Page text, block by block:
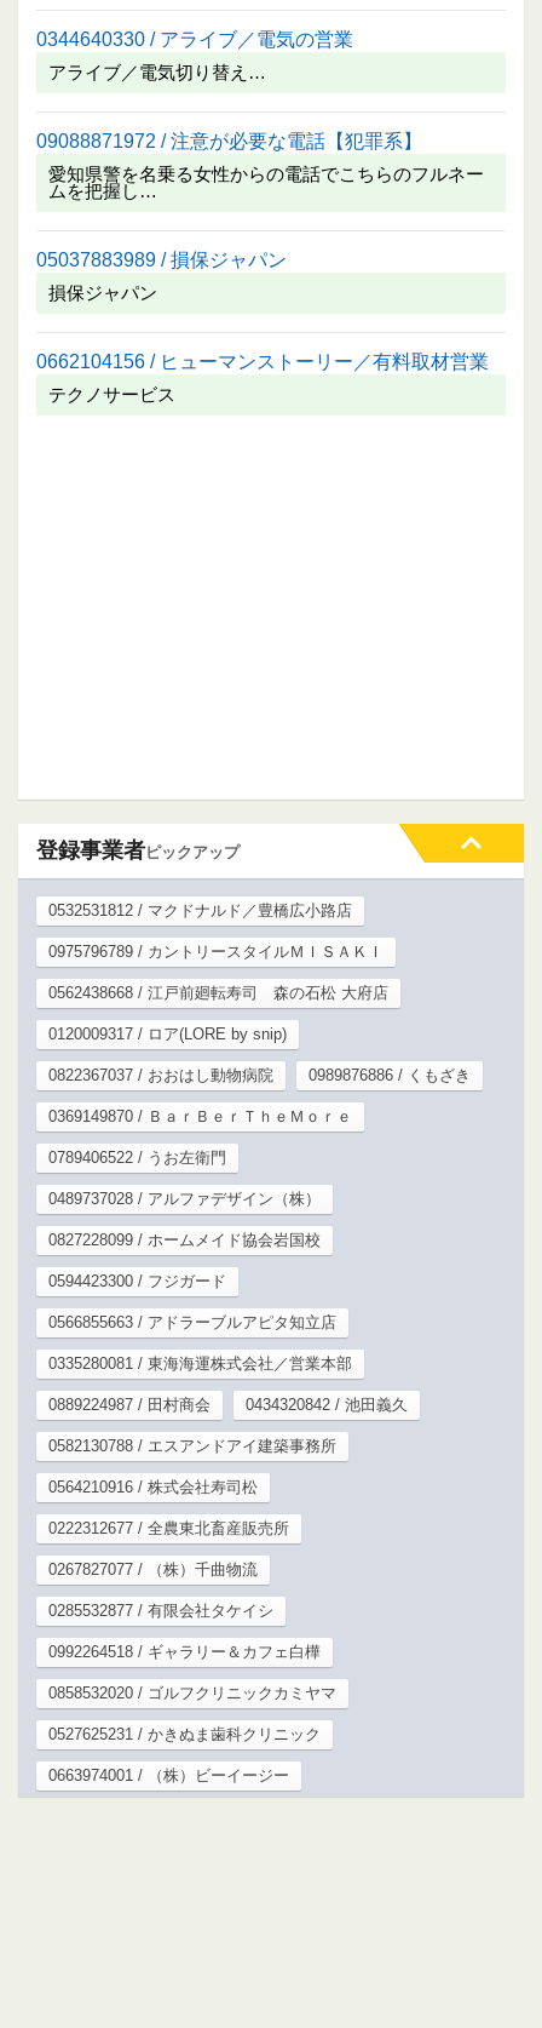
0344640330 / アライブ／電気の営業
アライブ／電気切り替え…
09088871972 / 注意が必要な電話【犯罪系】
愛知県警を名乗る女性からの電話でこちらのフルネー
ムを把握し…
05037883989 / 損保ジャパン
損保ジャパン
0662104156 / ヒューマンストーリー／有料取材営業
テクノサービス
登録事業者ピックアップ
0532531812 / マクドナルド／豊橋広小路店
0975796789 / カントリースタイルＭＩＳＡＫＩ
0562438668 / 江戸前廻転寿司 森の石松 大府店
0120009317 / ロア(LORE by snip)
0822367037 / おおはし動物病院 0989876886 / くもざき
0369149870 / ＢａｒＢｅｒＴｈｅＭｏｒｅ
0789406522 / うお左衛門
0489737028 / アルファデザイン（株）
0827228099 / ホームメイド協会岩国校
0594423300 / フジガード
0566855663 / アドラーブルアピタ知立店
0335280081 / 東海海運株式会社／営業本部
0889224987 / 田村商会 0434320842 / 池田義久
0582130788 / エスアンドアイ建築事務所
0564210916 / 株式会社寿司松
0222312677 / 全農東北畜産販売所
0267827077 / （株）千曲物流
0285532877 / 有限会社タケイシ
0992264518 / ギャラリー＆カフェ白樺
0858532020 / ゴルフクリニックカミヤマ
0527625231 / かきぬま歯科クリニック
0663974001 / （株）ビーイージー